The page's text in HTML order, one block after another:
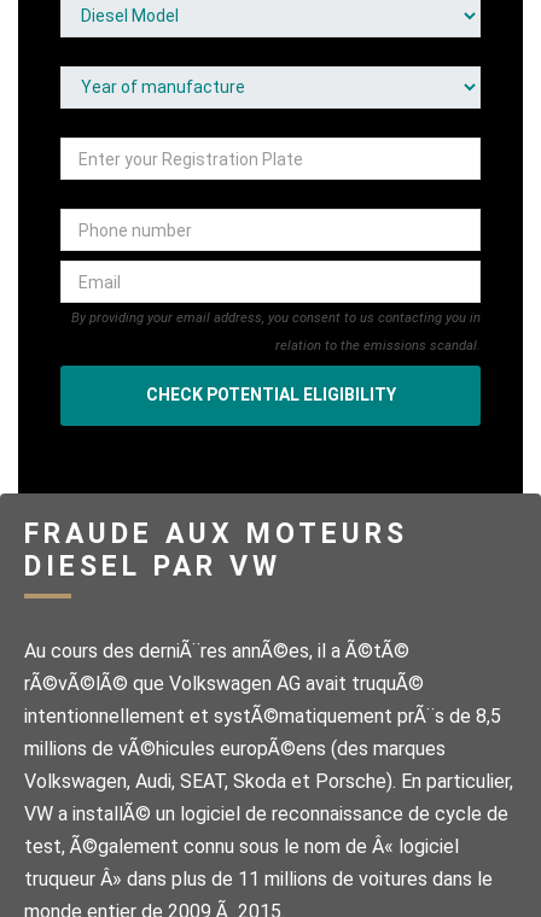
Enter your Registration Plate
Phone number
Email
By providing your email address, you consent to us contacting you in
relation to the emissions scandal.
CHECK POTENTIAL ELIGIBILITY
FRAUDE AUX MOTEURS
DIESEL PAR VW
Au cours des derniÃ¨res annÃ©es, il a Ã©tÃ©
rÃ©vÃ©lÃ© que Volkswagen AG avait truquÃ©
intentionnellement et systÃ©matiquement prÃ¨s de 8,5
millions de vÃ©hicules europÃ©ens (des marques
Volkswagen, Audi, SEAT, Skoda et Porsche). En particulier,
VW a installÃ© un logiciel de reconnaissance de cycle de
test, Ã©galement connu sous le nom de Â« logiciel
truqueur Â» dans plus de 11 millions de voitures dans le
monde entier de 2009 Ã 2015.